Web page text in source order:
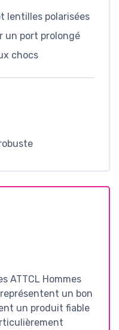
lentilles polarisées
un port prolongé
chocs
ATTCL Hommes
un bon
un produit fiable